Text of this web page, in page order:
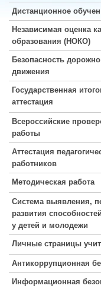
Дистанционное
Независимая оценка
образования (НОКО)
Безопасность
движения
Государственная
аттестация
Всероссийские
работы
Аттестация
работников
Методическая работа
Система выявления,
развития
у детей и молодежи
Личные страницы
Антикоррупционная
Информационная